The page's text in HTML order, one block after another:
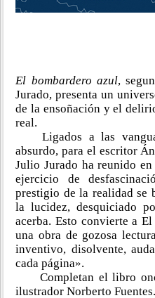
El bombardero azul,
Jurado, presenta un
de la ensoñación y el
real.
Ligados a las
absurdo, para el escritor
Julio Jurado ha reunido
ejercicio de
prestigio de la realidad se
la lucidez, desquiciado
acerba. Esto convierte a
una obra de gozosa
inventivo, disolvente,
cada página».
Completan el libro
ilustrador Norberto Fuentes.